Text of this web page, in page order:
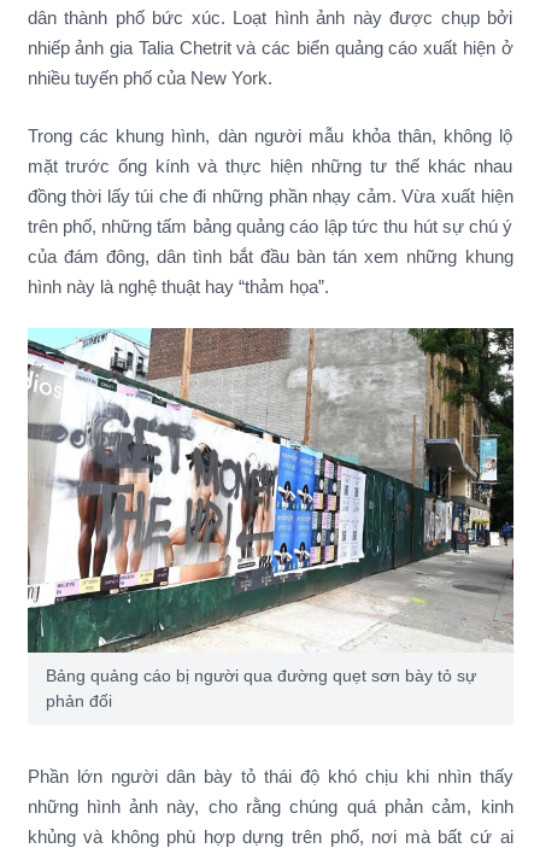
dân thành phố bức xúc. Loạt hình ảnh này được chụp bởi
nhiếp ảnh gia Talia Chetrit và các biển quảng cáo xuất hiện ở
nhiều tuyến phố của New York.
Trong các khung hình, dàn người mẫu khỏa thân, không lộ
mặt trước ống kính và thực hiện những tư thế khác nhau
đồng thời lấy túi che đi những phần nhạy cảm. Vừa xuất hiện
trên phố, những tấm bảng quảng cáo lập tức thu hút sự chú ý
của đám đông, dân tình bắt đầu bàn tán xem những khung
hình này là nghệ thuật hay “thảm họa”.
Bảng quảng cáo bị người qua đường quẹt sơn bày tỏ sự
phản đối
Phần lớn người dân bày tỏ thái độ khó chịu khi nhìn thấy
những hình ảnh này, cho rằng chúng quá phản cảm, kinh
khủng và không phù hợp dựng trên phố, nơi mà bất cứ ai